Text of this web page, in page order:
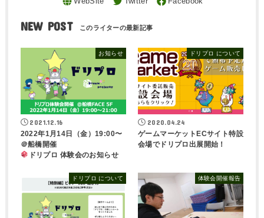
NEW POST
お知らせ
2021.12.16
2022年1月14日（金）19:00〜
＠船橋開催
ドリプロ 体験会のお知らせ
ドリプロ について
2020.04.24
ゲームマーケットECサイト特設
会場でドリプロ出展開始！
ドリプロ について 体験会開催報告